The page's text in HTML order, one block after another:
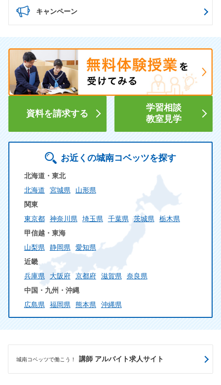
キャンペーン
資料を請求する
学習相談
教室見学
お近くの城南コベッツを探す
北海道・東北
北海道
宮城県
山形県
関東
東京都
神奈川県 埼玉県 千葉県 茨城県
栃木県
甲信越・東海
山梨県
静岡県
愛知県
近畿
兵庫県
大阪府 京都府 滋賀県
奈良県
中国・九州・沖縄
広島県
福岡県 熊本県 沖縄県
城南コベッツで働こう！ 講師 アルバイト求人サイト